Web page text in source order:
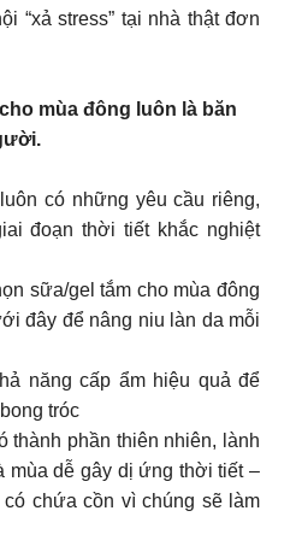
“xả stress” tại nhà thật đơn
mùa đông luôn là băn
có những yêu cầu riêng,
đoạn thời tiết khắc nghiệt
sữa/gel tắm cho mùa đông
đây để nâng niu làn da mỗi
năng cấp ẩm hiệu quả để
tróc
thành phần thiên nhiên, lành
mùa dễ gây dị ứng thời tiết –
chứa cồn vì chúng sẽ làm